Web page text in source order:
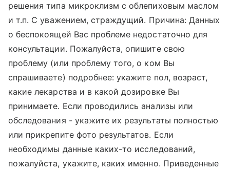
решения типа микроклизм с облепиховым маслом
и т.п. С уважением, страждущий. Причина: Данных
о беспокоящей Вас проблеме недостаточно для
консультации. Пожалуйста, опишите свою
проблему (или проблему того, о ком Вы
спрашиваете) подробнее: укажите пол, возраст,
какие лекарства и в какой дозировке Вы
принимаете. Если проводились анализы или
обследования - укажите их результаты полностью
или прикрепите фото результатов. Если
необходимы данные каких-то исследований,
пожалуйста, укажите, каких именно. Приведенные